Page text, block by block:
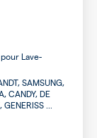
Lave-
SAMSUNG,
CANDY, DE
...